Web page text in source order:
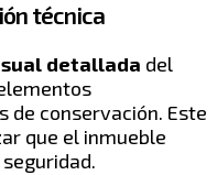
técnica
detallada del
de conservación. Este
que el inmueble